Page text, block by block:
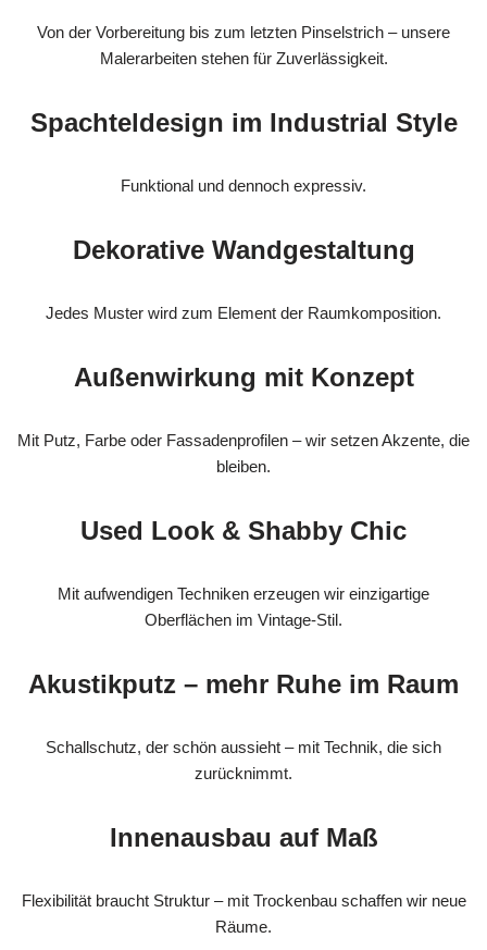
Von der Vorbereitung bis zum letzten Pinselstrich – unsere
Malerarbeiten stehen für Zuverlässigkeit.
Spachteldesign im Industrial Style
Funktional und dennoch expressiv.
Dekorative Wandgestaltung
Jedes Muster wird zum Element der Raumkomposition.
Außenwirkung mit Konzept
Mit Putz, Farbe oder Fassadenprofilen – wir setzen Akzente, die
bleiben.
Used Look & Shabby Chic
Mit aufwendigen Techniken erzeugen wir einzigartige
Oberflächen im Vintage-Stil.
Akustikputz – mehr Ruhe im Raum
Schallschutz, der schön aussieht – mit Technik, die sich
zurücknimmt.
Innenausbau auf Maß
Flexibilität braucht Struktur – mit Trockenbau schaffen wir neue
Räume.